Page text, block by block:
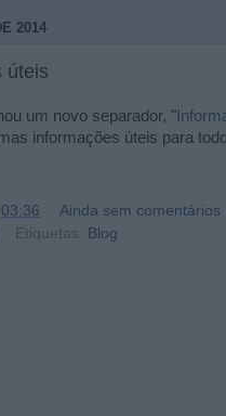
2014
úteis
um novo separador, "
informações úteis para
03:36
Ainda sem comentários
Etiquetas: Blog